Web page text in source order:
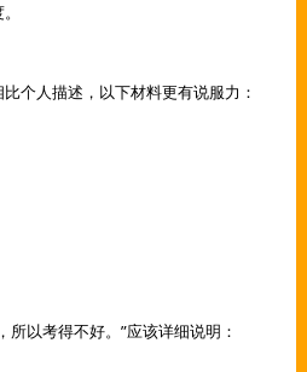
个人描述，以下材料更有说服力：
所以考得不好。”应该详细说明：